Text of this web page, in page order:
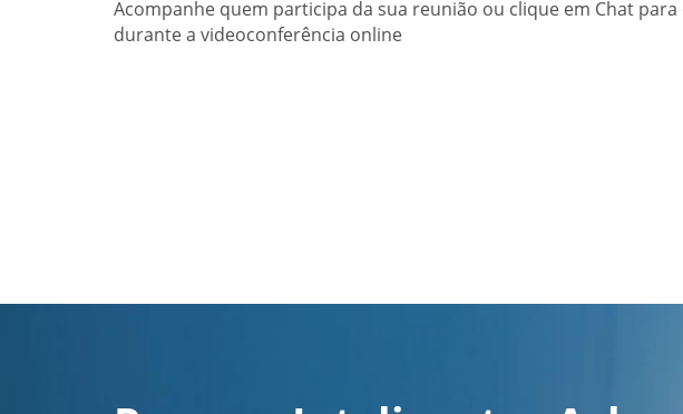
Acompanhe quem participa da sua reunião ou clique em Chat para
durante a videoconferência online